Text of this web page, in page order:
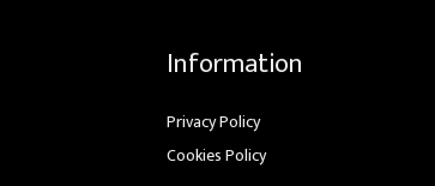
Information
Privacy Policy
Cookies Policy